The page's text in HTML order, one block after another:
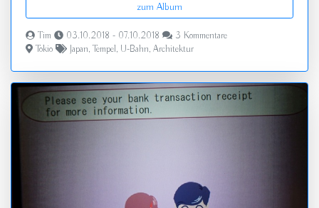
zum Album
Tim 03.10.2018 - 07.10.2018
3 Kommentare
Tokio
Japan, Tempel, U-Bahn, Architektur